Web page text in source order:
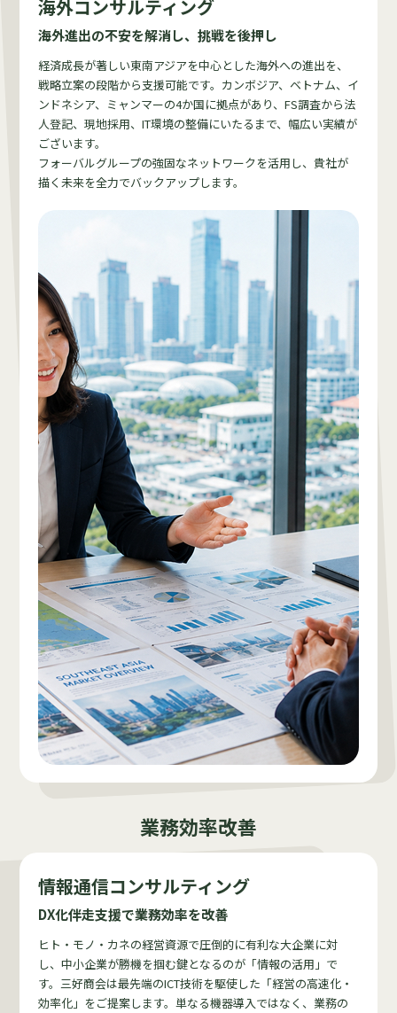
海外コンサルティング
海外進出の不安を解消し、挑戦を後押し
経済成長が著しい東南アジアを中心とした海外への進出を、
戦略立案の段階から支援可能です。カンボジア、ベトナム、イ
ンドネシア、ミャンマーの4か国に拠点があり、FS調査から法
人登記、現地採用、IT環境の整備にいたるまで、幅広い実績が
ございます。
フォーバルグループの強固なネットワークを活用し、貴社が
描く未来を全力でバックアップします。
業務効率改善
情報通信コンサルティング
DX化伴走支援で業務効率を改善
ヒト・モノ・カネの経営資源で圧倒的に有利な大企業に対
し、中小企業が勝機を掴む鍵となるのが「情報の活用」で
す。三好商会は最先端のICT技術を駆使した「経営の高速化・
効率化」をご提案します。単なる機器導入ではなく、業務の